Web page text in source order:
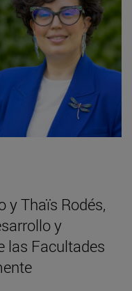
y Thaïs Rodés,
y
las Facultades